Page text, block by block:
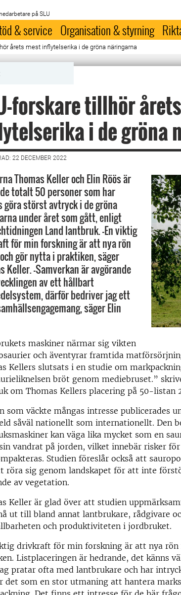
på SLU
& service Organisation & styrning
årets mest inflytelserika i de gröna näringarna
forskare tillhör
i de gröna
22 DECEMBER 2022
Thomas Keller och Elin Röös är
totalt 50 personer som har
göra störst avtryck i de gröna
under året som gått, enligt
Land lantbruk. -En viktig
för min forskning är att nya rön
gör nytta i praktiken, säger
Keller. -Samverkan är avgörande
av ett hållbart
därför bedriver jag ett
säger Elin
maskiner närmar sig vikten
och äventyrar framtida
Kellers slutsats i en studie om
bröt genom mediebruset.”
om Thomas Kellers placering på 50-listan
som väckte mångas intresse publicerades
såväl nationellt som internationellt. Den
kan väga lika mycket som en
vandrat på jorden, vilket innebär risker
Studien föreslår också att
röra sig genom landskapet för att inte
av vegetation.
Keller är glad över att studien
ut till bland annat lantbrukare, rådgivare
och produktiviteten i jordbruket.
drivkraft för min forskning är att nya
Listplaceringen är hedrande, det känns
pratar ofta med lantbrukare och har
det som en stor utmaning att hantera